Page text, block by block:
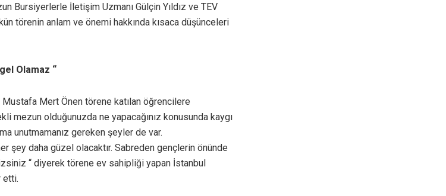
Bursiyerlerle İletişim Uzmanı Gülçin Yıldız ve TEV
törenin anlam ve önemi hakkında kısaca düşünceleri
Olamaz “
Mert Önen törene katılan öğrencilere
mezun olduğunuzda ne yapacağınız konusunda kaygı
unutmamanız gereken şeyler de var.
şey daha güzel olacaktır. Sabreden gençlerin önünde
“ diyerek törene ev sahipliği yapan İstanbul
etti.